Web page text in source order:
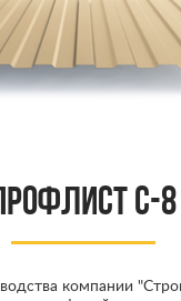
C-8
компании